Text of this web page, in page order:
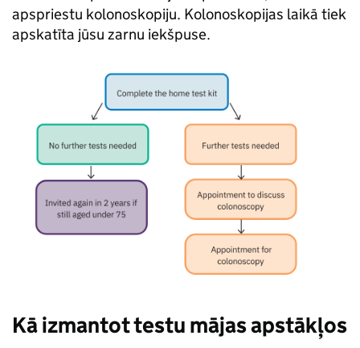
apspriestu kolonoskopiju. Kolonoskopijas laikā tiek
apskatīta jūsu zarnu iekšpuse.
Kā izmantot testu mājas apstākļos